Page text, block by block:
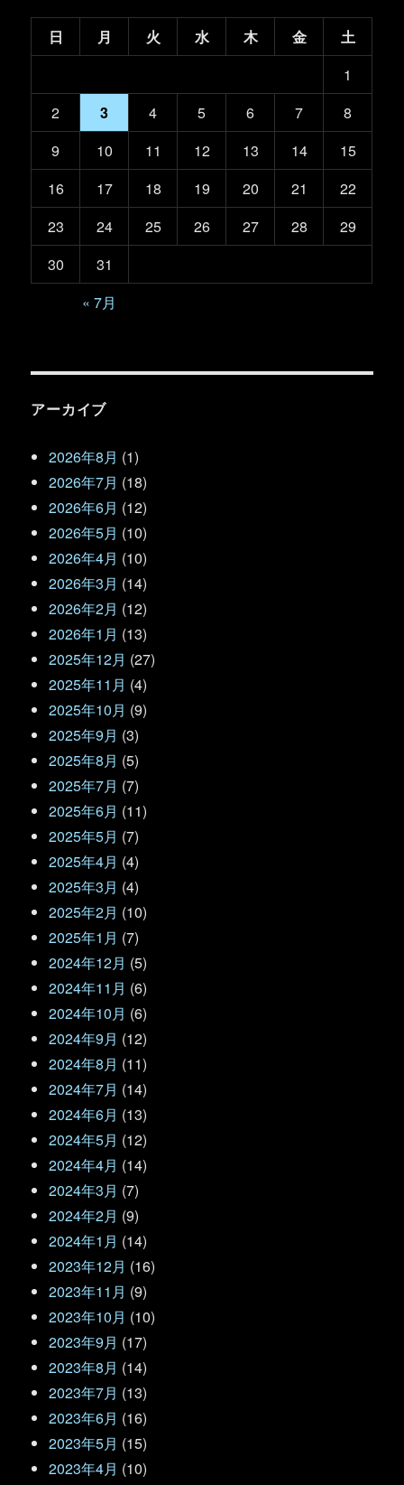
日 月 火 水 木 金
土
1
2
3 4 5 6 7
8
9
10 11 12 13 14
15
16
17 18 19 20 21
22
23
24 25 26 27 28
29
30
31
« 7月
アーカイブ
2026年8月 (1)
2026年7月 (18)
2026年6月 (12)
2026年5月 (10)
2026年4月 (10)
2026年3月 (14)
2026年2月 (12)
2026年1月 (13)
2025年12月 (27)
2025年11月 (4)
2025年10月 (9)
2025年9月 (3)
2025年8月 (5)
2025年7月 (7)
2025年6月 (11)
2025年5月 (7)
2025年4月 (4)
2025年3月 (4)
2025年2月 (10)
2025年1月 (7)
2024年12月 (5)
2024年11月 (6)
2024年10月 (6)
2024年9月 (12)
2024年8月 (11)
2024年7月 (14)
2024年6月 (13)
2024年5月 (12)
2024年4月 (14)
2024年3月 (7)
2024年2月 (9)
2024年1月 (14)
2023年12月 (16)
2023年11月 (9)
2023年10月 (10)
2023年9月 (17)
2023年8月 (14)
2023年7月 (13)
2023年6月 (16)
2023年5月 (15)
2023年4月 (10)